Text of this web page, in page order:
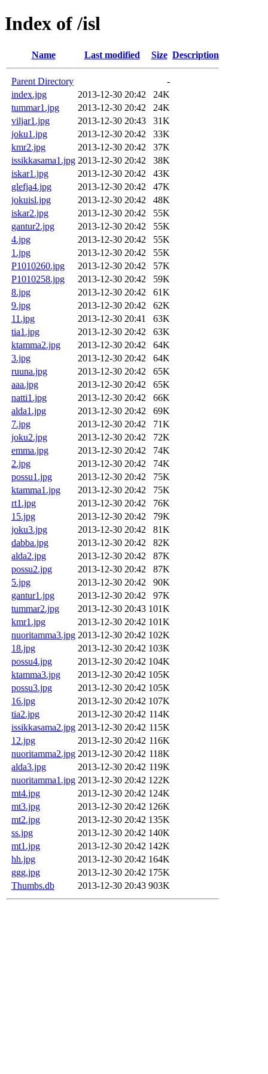
Index of /isl
Name Last modified Size Description
Parent Directory
-
index.jpg
2013-12-30 20:42
24K
tummar1.jpg
2013-12-30 20:42
24K
viljar1.jpg
2013-12-30 20:43
31K
joku1.jpg
2013-12-30 20:42
33K
kmr2.jpg
2013-12-30 20:42
37K
issikkasama1.jpg 2013-12-30 20:42
38K
iskar1.jpg
2013-12-30 20:42
43K
glefja4.jpg
2013-12-30 20:42
47K
jokuisl.jpg
2013-12-30 20:42
48K
iskar2.jpg
2013-12-30 20:42
55K
gantur2.jpg
2013-12-30 20:42
55K
4.jpg
2013-12-30 20:42
55K
1.jpg
2013-12-30 20:42
55K
P1010260.jpg
2013-12-30 20:42
57K
P1010258.jpg
2013-12-30 20:42
59K
8.jpg
2013-12-30 20:42
61K
9.jpg
2013-12-30 20:42
62K
11.jpg
2013-12-30 20:41
63K
tia1.jpg
2013-12-30 20:42
63K
ktamma2.jpg
2013-12-30 20:42
64K
3.jpg
2013-12-30 20:42
64K
ruuna.jpg
2013-12-30 20:42
65K
aaa.jpg
2013-12-30 20:42
65K
natti1.jpg
2013-12-30 20:42
66K
alda1.jpg
2013-12-30 20:42
69K
7.jpg
2013-12-30 20:42
71K
joku2.jpg
2013-12-30 20:42
72K
emma.jpg
2013-12-30 20:42
74K
2.jpg
2013-12-30 20:42
74K
possu1.jpg
2013-12-30 20:42
75K
ktamma1.jpg
2013-12-30 20:42
75K
rt1.jpg
2013-12-30 20:42
76K
15.jpg
2013-12-30 20:42
79K
joku3.jpg
2013-12-30 20:42
81K
dabba.jpg
2013-12-30 20:42
82K
alda2.jpg
2013-12-30 20:42
87K
possu2.jpg
2013-12-30 20:42
87K
5.jpg
2013-12-30 20:42
90K
gantur1.jpg
2013-12-30 20:42
97K
tummar2.jpg
2013-12-30 20:43 101K
kmr1.jpg
2013-12-30 20:42 101K
nuoritamma3.jpg 2013-12-30 20:42 102K
18.jpg
2013-12-30 20:42 103K
possu4.jpg
2013-12-30 20:42 104K
ktamma3.jpg
2013-12-30 20:42 105K
possu3.jpg
2013-12-30 20:42 105K
16.jpg
2013-12-30 20:42 107K
tia2.jpg
2013-12-30 20:42 114K
issikkasama2.jpg 2013-12-30 20:42 115K
12.jpg
2013-12-30 20:42 116K
nuoritamma2.jpg 2013-12-30 20:42 118K
alda3.jpg
2013-12-30 20:42 119K
nuoritamma1.jpg 2013-12-30 20:42 122K
mt4.jpg
2013-12-30 20:42 124K
mt3.jpg
2013-12-30 20:42 126K
mt2.jpg
2013-12-30 20:42 135K
ss.jpg
2013-12-30 20:42 140K
mt1.jpg
2013-12-30 20:42 142K
hh.jpg
2013-12-30 20:42 164K
ggg.jpg
2013-12-30 20:42 175K
Thumbs.db
2013-12-30 20:43 903K